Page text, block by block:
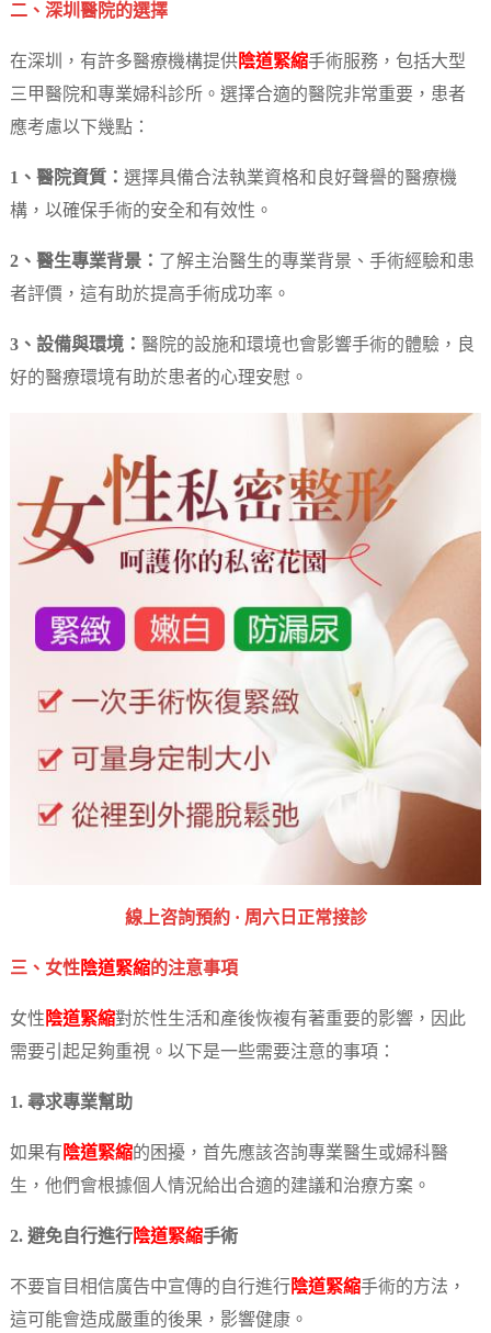
二、深圳醫院的選擇
在深圳，有許多醫療機構提供陰道緊縮手術服務，包括大型
三甲醫院和專業婦科診所。選擇合適的醫院非常重要，患者
應考慮以下幾點：
1、醫院資質： 選擇具備合法執業資格和良好聲譽的醫療機
構，以確保手術的安全和有效性。
2、醫生專業背景：
了解主治醫生的專業背景、手術經驗和患
者評價，這有助於提高手術成功率。
3、設備與環境： 醫院的設施和環境也會影響手術的體驗，良
好的醫療環境有助於患者的心理安慰。
線上咨詢預約 · ‎周六日正常接診
三、女性陰道緊縮的注意事項
女性 陰道緊縮對於性生活和產後恢複有著重要的影響，因此
需要引起足夠重視。以下是一些需要注意的事項：
1. 尋求專業幫助
如果有 陰道緊縮的困擾，首先應該咨詢專業醫生或婦科醫
生，他們會根據個人情況給出合適的建議和治療方案。
2. 避免自行進行陰道緊縮手術
不要盲目相信廣告中宣傳的自行進行陰道緊縮手術的方法，
這可能會造成嚴重的後果，影響健康。